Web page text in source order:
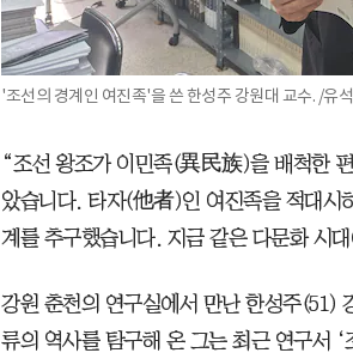
'조선의 경계인 여진족'을 쓴 한성주 강원대 교수. /유
“조선 왕조가 이민족(異民族)을 배척한
았습니다. 타자(他者)인 여진족을 적대
계를 추구했습니다. 지금 같은 다문화 시
강원 춘천의 연구실에서 만난 한성주(51)
류의 역사를 탐구해 온 그는 최근 연구서